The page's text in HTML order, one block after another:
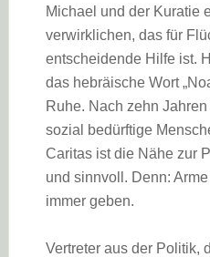
Michael und der Kuratie
verwirklichen, das für
entscheidende Hilfe ist.
das hebräische Wort
Ruhe. Nach zehn
sozial bedürftige
Caritas ist die Nähe zur
und sinnvoll. Denn:
immer geben.
Vertreter aus der Politik,